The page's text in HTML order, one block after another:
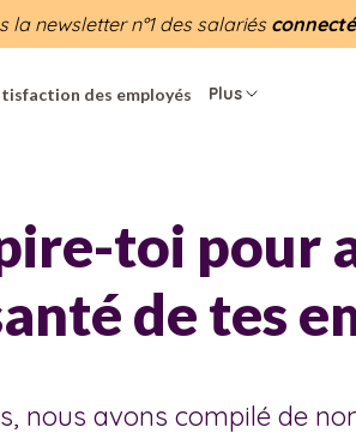
la newsletter n°1 des salariés
des employés Plus
toi pour
de tes
nous avons compilé de